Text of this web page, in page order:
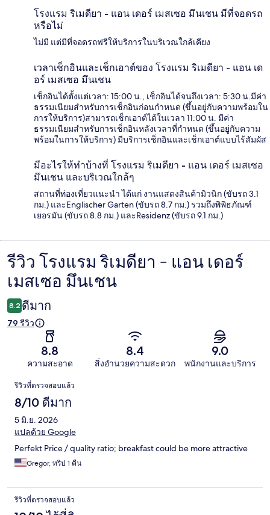
โรงแรม ริเมดียา - แอน เดอร์ เมสเซอ มึนเชน มีที่จอดรถ
หรือไม่
ไม่มี แต่มีที่จอดรถฟรีให้บริการในบริเวณใกล้เคียง
เวลาเช็กอินและเช็กเอาต์ของ โรงแรม ริเมดียา - แอน เด
อร์ เมสเซอ มึนเชน
เช็กอินได้ตั้งแต่เวลา: 15:00 น., เช็กอินได้จนถึงเวลา: 5:30 น.มีค่า
ธรรมเนียมสำหรับการเช็กอินก่อนกำหนด (ขึ้นอยู่กับความพร้อมใน
การให้บริการ)สามารถเช็กเอาต์ได้ในเวลา 11:00 น. มีค่า
ธรรมเนียมสำหรับการเช็กอินหลังเวลาที่กำหนด (ขึ้นอยู่กับความ
พร้อมในการให้บริการ) มีบริการเช็กอินและเช็กเอาต์แบบไร้สัมผัส
มีอะไรให้ทำบ้างที่ โรงแรม ริเมดียา - แอน เดอร์ เมสเซอ
มึนเชน และบริเวณใกล้ๆ
สถานที่ท่องเที่ยวแนะนำ ได้แก่ งานแสดงสินค้ามิวนิก (ขับรถ 3.1
กม.) และEnglischer Garten (ขับรถ 8.7 กม.) รวมถึงพิพิธภัณฑ์
เยอรมัน (ขับรถ 8.8 กม.) และResidenz (ขับรถ 9.1 กม.)
รีวิว
รีวิว โรงแรม ริเมดียา - แอน เดอร์
เมสเซอ มึนเชน
8.2 ดีมาก
79 รีวิว
8.8
ความสะอาด
8.4
สิ่งอำนวยความสะดวก
9.0
พนักงานและบริการ
รีวิว
รีวิวที่ตรวจสอบแล้ว
8/10 ดีมาก
5 มิ.ย. 2026
แปลด้วย Google
Perfekt Price / quality ratio; breakfast could be more attractive
Gregor, ทริป 1 คืน
รีวิวที่ตรวจสอบแล้ว